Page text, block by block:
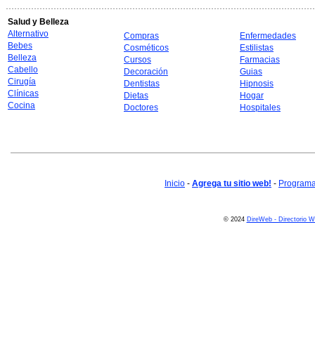
Salud y Belleza
Alternativo
Bebes
Belleza
Cabello
Cirugía
Clínicas
Cocina
Compras
Cosméticos
Cursos
Decoración
Dentistas
Dietas
Doctores
Enfermedades
Estilistas
Farmacias
Guias
Hipnosis
Hogar
Hospitales
Inicio - Agrega tu sitio web! -
© 2024 DireWeb - Directorio